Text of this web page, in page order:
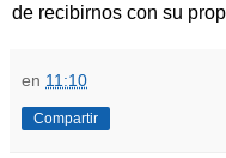
de recibirnos con su
en 11:10
Compartir